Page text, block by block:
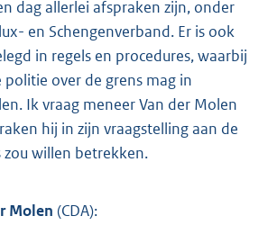
dag allerlei afspraken zijn, onder
en Schengenverband. Er is ook
in regels en procedures, waarbij
over de grens mag in
Ik vraag meneer Van der Molen
hij in zijn vraagstelling aan de
zou willen betrekken.
Molen (CDA):